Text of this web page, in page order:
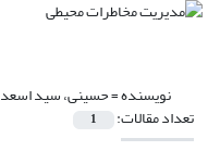
نویسنده =حسینی، سید اسعد
تعداد مقالات: 1